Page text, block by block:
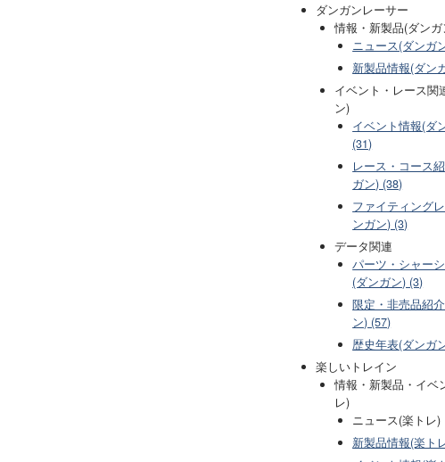
ダンガンレーサー
情報・新製品(ダンガ
ニュース(ダンガ
新製品情報(ダン
イベント・レース関
ン)
イベント情報(ダ
(31)
レース・コース
ガン) (38)
ファイティング
ンガン) (3)
データ関連
パーツ・シャー
(ダンガン) (3)
限定・非売品紹
ン) (57)
歴史年表(ダンガ
楽しいトレイン
情報・新製品・イベ
レ)
ニュース(楽トレ)
新製品情報(楽ト